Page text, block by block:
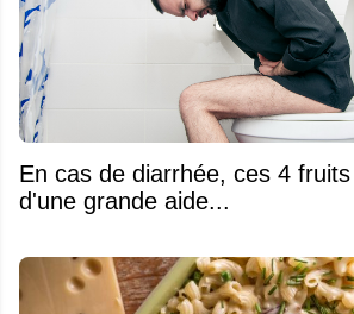
En cas de diarrhée, ces 4
d'une grande aide...